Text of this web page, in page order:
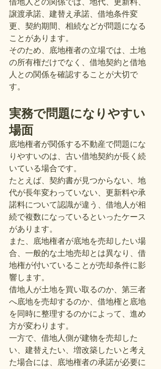
譲渡承諾、建替え承諾、借地条件変
更、契約期間、相続などが問題になる
ことがあります。
そのため、底地権者の立場では、土地
の所有権だけでなく、借地契約と借地
人との関係を確認することが大切で
す。
実務で問題になりやすい
場面
底地権者が関係する不動産で問題にな
りやすいのは、古い借地契約が長く続
いている場合です。
たとえば、契約書が見つからない、地
代が長年変わっていない、更新料や承
諾料について認識が違う、借地人が相
続で複数になっているといったケース
があります。
また、底地権者が底地を売却したい場
合、一般的な土地売却とは異なり、借
地権が付いていることが売却条件に影
響します。
借地人が土地を買い取るのか、第三者
へ底地を売却するのか、借地権と底地
を同時に整理するのかによって、進め
方が変わります。
一方で、借地人側が建物を売却した
い、建替えたい、増改築したいと考え
た場合には、底地権者の承諾が必要に